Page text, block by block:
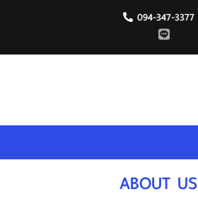
094-347-3377
ABOUT US